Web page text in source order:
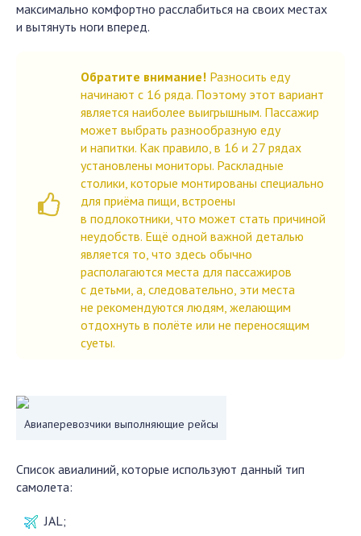
максимально комфортно расслабиться на своих местах
и вытянуть ноги вперед.
Обратите внимание! Разносить еду
начинают с 16 ряда. Поэтому этот вариант
является наиболее выигрышным. Пассажир
может выбрать разнообразную еду
и напитки. Как правило, в 16 и 27 рядах
установлены мониторы. Раскладные
столики, которые монтированы специально
для приёма пищи, встроены
в подлокотники, что может стать причиной
неудобств. Ещё одной важной деталью
является то, что здесь обычно
располагаются места для пассажиров
с детьми, а, следовательно, эти места
не рекомендуются людям, желающим
отдохнуть в полёте или не переносящим
суеты.
Авиаперевозчики выполняющие рейсы
Список авиалиний, которые используют данный тип
самолета:
JAL;